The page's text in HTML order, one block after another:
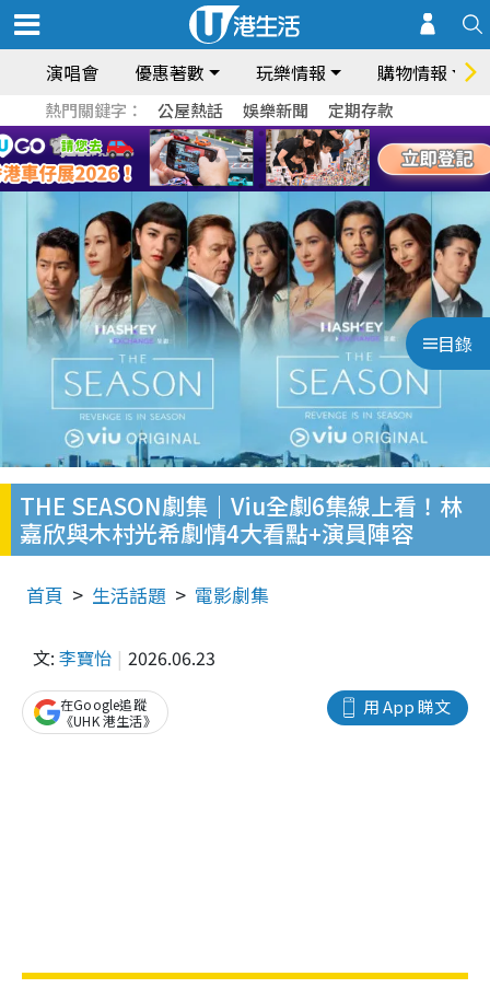
演唱會 優惠著數 玩樂情報 購物情報
熱門關鍵字： 公屋熱話 娛樂新聞 定期存款
目錄
THE SEASON劇集｜Viu全劇6集線上看！林
嘉欣與木村光希劇情4大看點+演員陣容
首頁 生活話題 電影劇集
文: 李寶怡 2026.06.23
用 App 睇文
在Google追蹤
《UHK 港生活》